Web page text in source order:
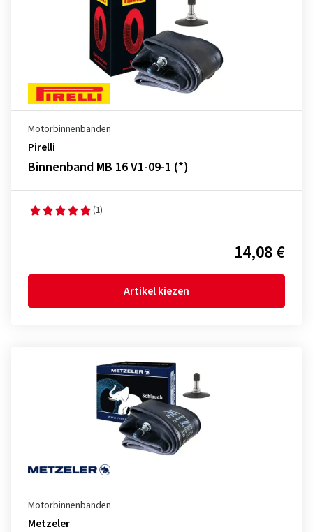
Motorbinnenbanden
Pirelli
Binnenband MB 16 V1-09-1 (*)
(1)
14,08 €
Artikel kiezen
Motorbinnenbanden
Metzeler